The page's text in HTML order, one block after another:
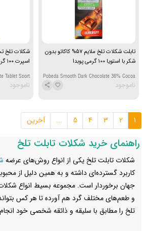
تابلت شکلات تلخ ملایم 57% کاکائو بدون
شکر با استویا 100 گرمی پوبدا
Pobeda Smooth Dark Chocolate 36% Cocoa
No Sugar added With Stevia 100g
ناموجود
شکلات تلخ
اسپرت ۱۰۰ گرمی پوبدا
Tablet Sport
100 g
ناموجود
1
2
3
4
5
... آخرین
راهنمای خرید شکلات تابلت تلخ
شکلات تابلت تلخ یکی از انواع روش‌های عرضه
کاربرد گسترده‌ای داشته و به همین دلیل از
جهان برخوردار است. مجموعه بسیط انواع شکلات
و طعم‌های مختلف گرد هم آورده تا هر کس
تلخ را مطابق با سلیقه و ذائقه شخصی خود